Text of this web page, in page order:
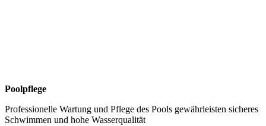
Poolpflege
Professionelle Wartung und Pflege des Pools gewährleisten sicheres
Schwimmen und hohe Wasserqualität